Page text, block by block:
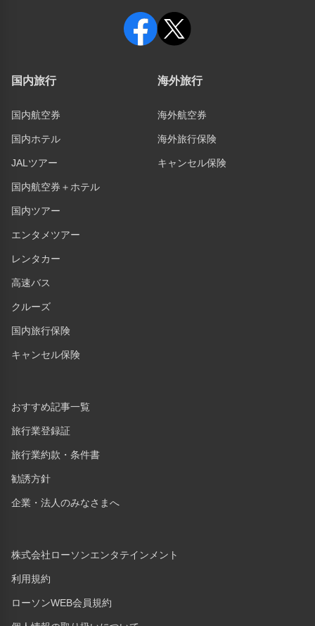
国内旅行
国内航空券
国内ホテル
JALツアー
国内航空券＋ホテル
国内ツアー
エンタメツアー
レンタカー
高速バス
クルーズ
国内旅行保険
キャンセル保険
海外旅行
海外航空券
海外旅行保険
キャンセル保険
おすすめ記事一覧
旅行業登録証
旅行業約款・条件書
勧誘方針
企業・法人のみなさまへ
株式会社ローソンエンタテインメント
利用規約
ローソンWEB会員規約